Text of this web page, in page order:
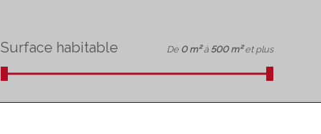
Surface habitable De 0 m² à 500 m² et plus